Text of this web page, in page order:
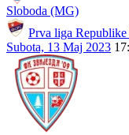
Sloboda (MG)
Prva liga Republike
Subota, 13 Maj 2023